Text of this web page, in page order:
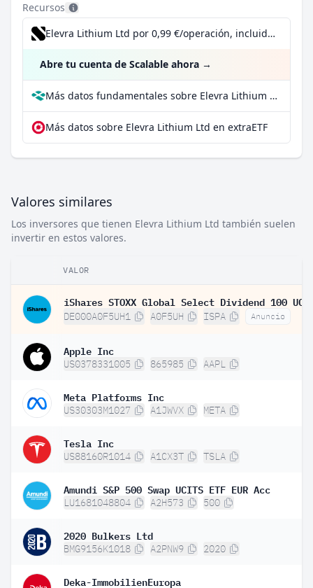
Recursos
Elevra Lithium Ltd por 0,99 €/operación, incluido el Dividend Reinvestment Plan
Abre tu cuenta de Scalable ahora →
Más datos fundamentales sobre Elevra Lithium Ltd en Parqet
Más datos sobre Elevra Lithium Ltd en extraETF
Valores similares
Los inversores que tienen Elevra Lithium Ltd también suelen
invertir en estos valores.
VALOR
DE000A0F5UH1 A0F5UH ISPA Anuncio
Apple Inc
US0378331005 865985 AAPL
Meta Platforms Inc
US30303M1027 A1JWVX META
Tesla Inc
US88160R1014 A1CX3T TSLA
Amundi S&P 500 Swap UCITS ETF EUR Acc
LU1681048804 A2H573 500
2020 Bulkers Ltd
BMG9156K1018 A2PNW9 2020
Deka-ImmobilienEuropa